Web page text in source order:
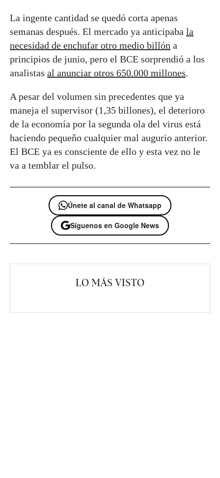
La ingente cantidad se quedó corta apenas
semanas después. El mercado ya anticipaba la
necesidad de enchufar otro medio billón a
principios de junio, pero el BCE sorprendió a los
analistas al anunciar otros 650.000 millones.
A pesar del volumen sin precedentes que ya
maneja el supervisor (1,35 billones), el deterioro
de la economía por la segunda ola del virus está
haciendo pequeño cualquier mal augurio anterior.
El BCE ya es consciente de ello y esta vez no le
va a temblar el pulso.
Únete al canal de Whatsapp
Síguenos en Google News
LO MÁS VISTO